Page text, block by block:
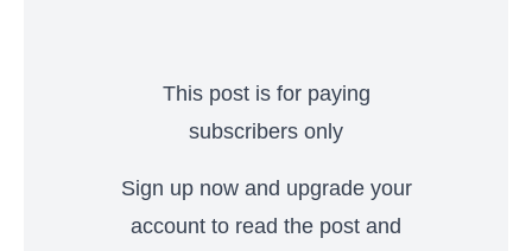
This post is for paying
subscribers only
Sign up now and upgrade your
account to read the post and